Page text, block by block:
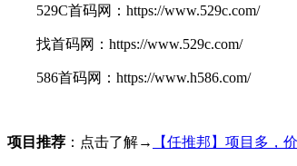
529C首码网：https://www.529c.com/
找首码网：https://www.529c.com/
586首码网：https://www.h586.com/
项目推荐 ：点击了解→ 【任推邦】项目多，